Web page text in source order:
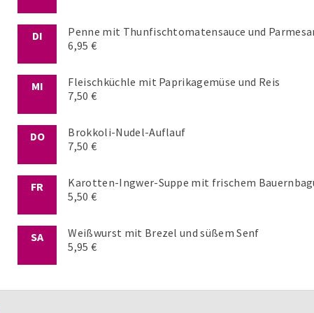
DI
Penne mit Thunfischtomatensauce und
6,95 €
MI
Fleischküchle mit Paprikagemüse und Reis
7,50 €
DO
Brokkoli-Nudel-Auflauf
7,50 €
FR
Karotten-Ingwer-Suppe mit frischem
5,50 €
SA
Weißwurst mit Brezel und süßem Senf
5,95 €